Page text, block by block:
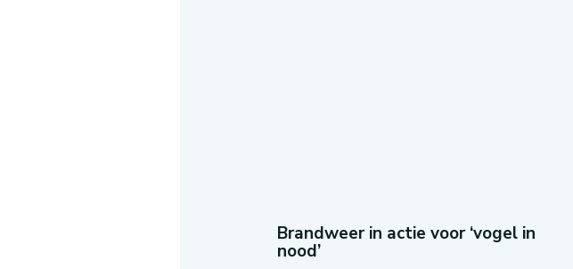
Brandweer in actie voor ‘vogel in
nood’